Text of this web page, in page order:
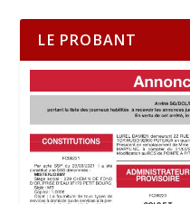
LE PROBANT